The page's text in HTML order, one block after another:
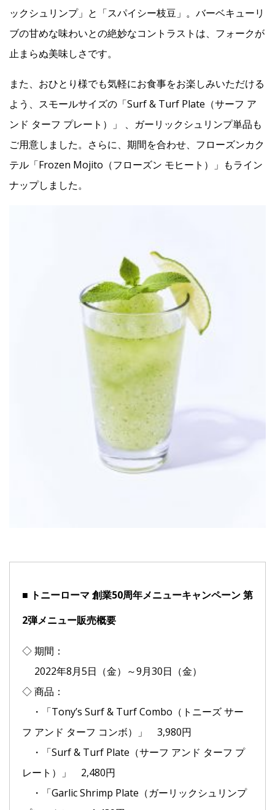
ックシュリンプ」と「スパイシー枝豆」。バーベキューリ
ブの甘めな味わいとの絶妙なコントラストは、フォークが
止まらぬ美味しさです。
また、おひとり様でも気軽にお食事をお楽しみいただける
よう、スモールサイズの「Surf & Turf Plate（サーフ ア
ンド ターフ プレート）」 、ガーリックシュリンプ単品も
ご用意しました。さらに、期間を合わせ、フローズンカク
テル「Frozen Mojito（フローズン モヒート）」もライン
ナップしました。
■ トニーローマ 創業50周年メニューキャンペーン 第
2弾メニュー販売概要
◇ 期間：
2022年8月5日（金）～9月30日（金）
◇ 商品：
・「Tony’s Surf & Turf Combo（トニーズ サー
フ アンド ターフ コンボ）」 3,980円
・「Surf & Turf Plate（サーフ アンド ターフ プ
レート）」 2,480円
・「Garlic Shrimp Plate（ガーリックシュリンプ